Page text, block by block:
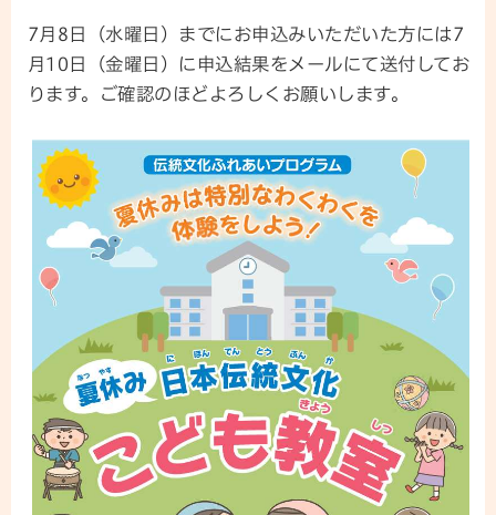
7月8日（水曜日）までにお申込みいただいた方には7
月10日（金曜日）に申込結果をメールにて送付してお
ります。ご確認のほどよろしくお願いします。